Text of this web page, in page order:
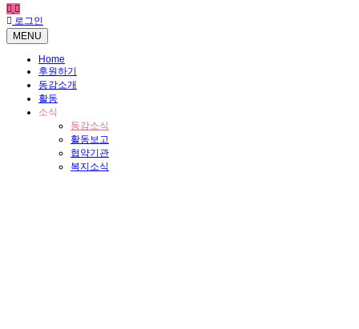
로그인
MENU
Home
후원하기
동감소개
활동
소식
동감소식
활동보고
협약기관
복지소식